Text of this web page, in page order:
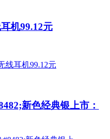
机99.12元
新色经典银上市：